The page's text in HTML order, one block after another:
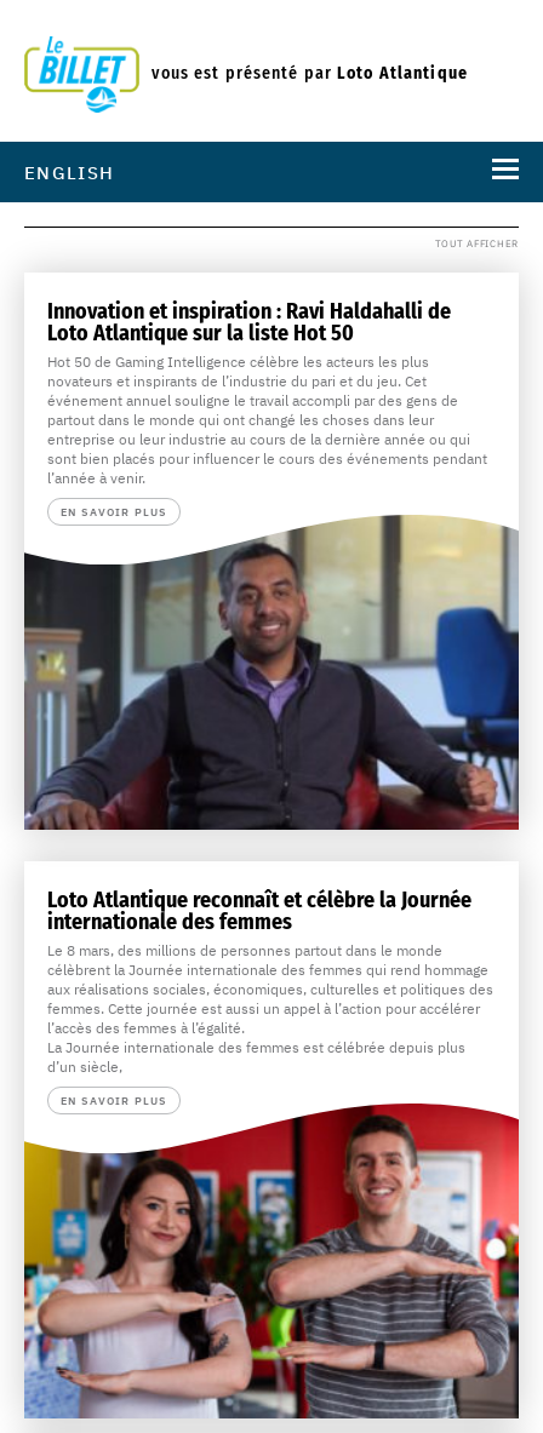
vous est présenté parLoto Atlantique
ENGLISH
TOUT AFFICHER
Innovation et inspiration : Ravi Haldahalli de
Loto Atlantique sur la liste Hot 50
Hot 50 de Gaming Intelligence célèbre les acteurs les plus
novateurs et inspirants de l’industrie du pari et du jeu. Cet
événement annuel souligne le travail accompli par des gens de
partout dans le monde qui ont changé les choses dans leur
entreprise ou leur industrie au cours de la dernière année ou qui
sont bien placés pour influencer le cours des événements pendant
l’année à venir.
EN SAVOIR PLUS
Loto Atlantique reconnaît et célèbre la Journée
internationale des femmes
Le 8 mars, des millions de personnes partout dans le monde
célèbrent la Journée internationale des femmes qui rend hommage
aux réalisations sociales, économiques, culturelles et politiques des
femmes. Cette journée est aussi un appel à l’action pour accélérer
l’accès des femmes à l’égalité.
La Journée internationale des femmes est célébrée depuis plus
d’un siècle,
EN SAVOIR PLUS